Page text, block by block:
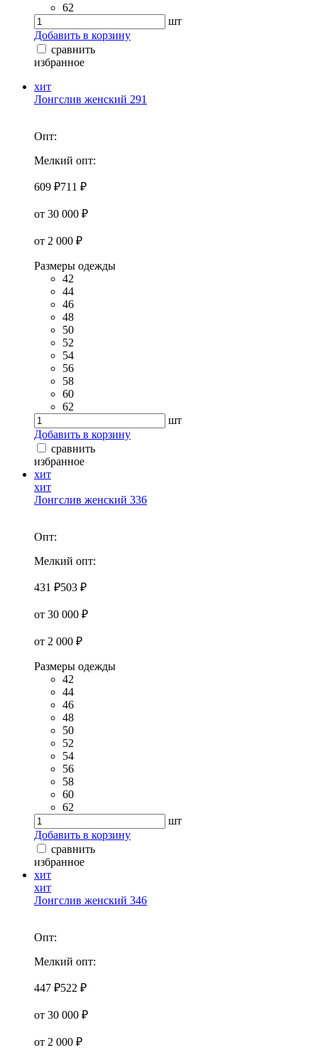
62
шт
Добавить в корзину
сравнить
избранное
хит
Лонгслив женский 291
Опт:
Мелкий опт:
609 ₽711 ₽
от 30 000 ₽
от 2 000 ₽
Размеры одежды
42
44
46
48
50
52
54
56
58
60
62
шт
Добавить в корзину
сравнить
избранное
хит
хит
Лонгслив женский 336
Опт:
Мелкий опт:
431 ₽503 ₽
от 30 000 ₽
от 2 000 ₽
Размеры одежды
42
44
46
48
50
52
54
56
58
60
62
шт
Добавить в корзину
сравнить
избранное
хит
хит
Лонгслив женский 346
Опт:
Мелкий опт:
447 ₽522 ₽
от 30 000 ₽
от 2 000 ₽